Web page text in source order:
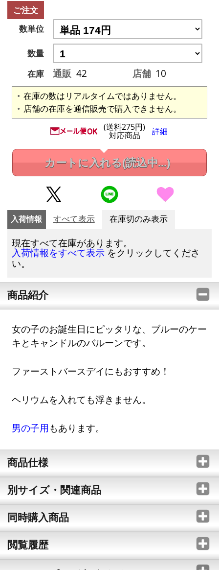
ご注文
数単位
数量
在庫
通販 42 店舗 10
在庫の数はリアルタイムではありません。
店舗の在庫を通信販売で購入できません。
(送料275円)
対応商品 詳細
カートに入れる(読込中...)
入荷情報 すべて表示 在庫切のみ表示
現在すべて在庫があります。
入荷情報をすべて表示 をクリックしてくださ
い。
商品紹介
女の子のお誕生日にピッタリな、ブルーのケー
キとキャンドルのバルーンです。
ファーストバースデイにもおすすめ！
ヘリウムを入れても浮きません。
男の子用 もあります。
商品仕様
別サイズ・関連商品
同時購入商品
閲覧履歴